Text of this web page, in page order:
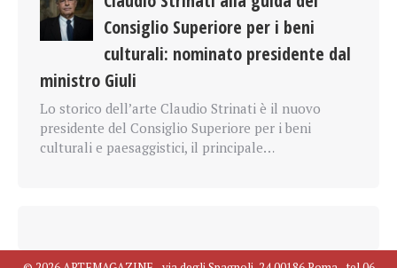
Consiglio Superiore per i beni
culturali: nominato presidente dal
ministro Giuli
Lo storico dell’arte Claudio Strinati è il nuovo
presidente del Consiglio Superiore per i beni
culturali e paesaggistici, il principale…